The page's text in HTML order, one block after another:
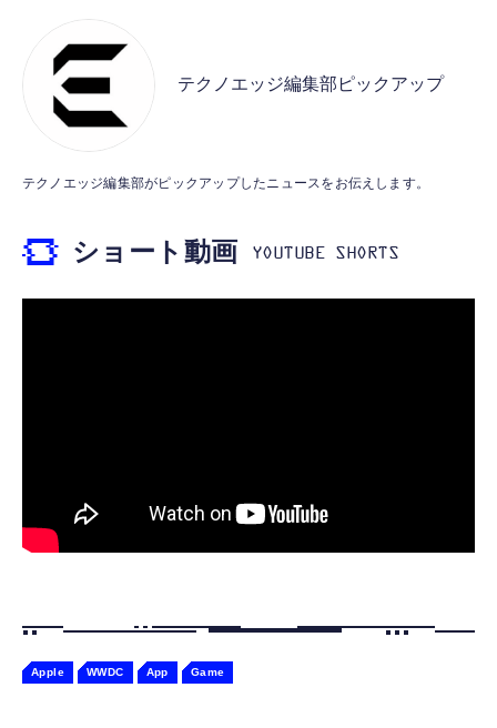
し 48ビット/96KHz 音量調節対応
【HIFI音質】iphone イヤホンジャック ライ
￥999
ット）
霊界コミュニケーションロボット BAKETAN
￥5,400
【ペットロボット 】lopeto AI robot チャー
テクノエッジ編集部ピックアップ
テクノエッジ編集部がピックアップしたニュースをお伝えします。
ショート動画
Apple WWDC App Game